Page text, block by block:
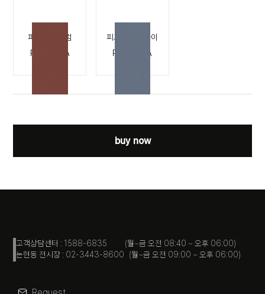
피그멘타 플럼
PIGMENTA
피그멘타 스카이
PIGMENTA
buy now
고객상담센터 : 1588-6835 (월~금 오전 08:40 ~ 오후 06:00)
논현동 전시장 : 02-3443-8600 (월~금 오전 09:00 ~ 오후 06:00)